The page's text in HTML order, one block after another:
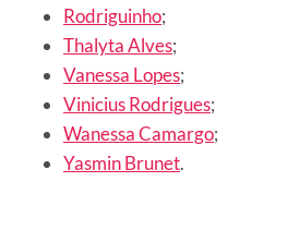
Rodriguinho;
Thalyta Alves;
Vanessa Lopes;
Vinicius Rodrigues;
Wanessa Camargo;
Yasmin Brunet.